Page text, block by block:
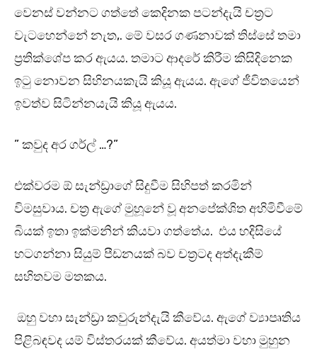
වෙනස් වන්නට ගත්තේ කෙදිනක පටන්දැයි චත්‍රට
වැටහෙන්නේ නැත,. මේ වසර ගණනාවක් තිස්සේ තමා
ප්‍රතික්ශේප කර ඇයය. තමාට ආදරේ කිරීම කිසිදිනෙක
ඉටු නොවන සිහිනයකැයි කියූ ඇයය. ඇගේ ජීවිතයෙන්
ඉවත්ව සිටින්නයැයි කියූ ඇයය.
” කවුද අර ගර්ල් …?”
එක්වරම ඕ සැන්ඩ්‍රාගේ සිදුවීම සිහිපත් කරමින්
විමසුවාය. චත්‍ර ඇගේ මුහූනේ වූ අනපේක්ශිත අහිමිවීමේ
බියක් ඉතා ඉක්මනින් කියවා ගත්තේය. එය හදිසියේ
හටගන්නා සියුම් පීඩනයක් බව චත්‍රටද අත්දැකීම්
සහිතවම මතකය.
ඔහු වහා සැන්ඩ්‍රා කවුරුන්දැයි කීවේය. ඇගේ ව්‍යාපෘතිය
පිළිබඳවද යම් විස්තරයක් කීවේය. අයත්මා වහා මුහුන